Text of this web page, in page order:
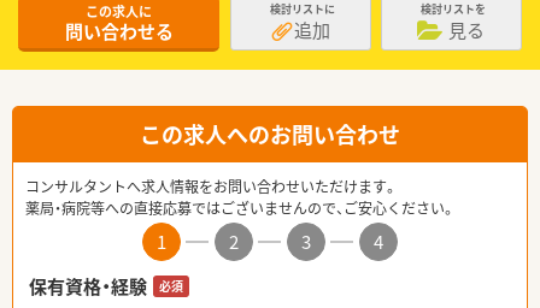
この求人に
問い合わせる
検討リストに
追加
検討リストを
見る
この求人へのお問い合わせ
コンサルタントへ求人情報をお問い合わせいただけます。
薬局・病院等への直接応募ではございませんので、ご安心ください。
1 2 3
4
保有資格・経験
必須